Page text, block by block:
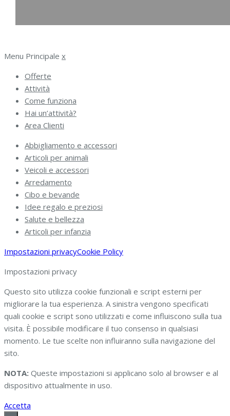
Menu Principale x
Offerte
Attività
Come funziona
Hai un’attività?
Area Clienti
Abbigliamento e accessori
Articoli per animali
Veicoli e accessori
Arredamento
Cibo e bevande
Idee regalo e preziosi
Salute e bellezza
Articoli per infanzia
Impostazioni privacyCookie Policy
Impostazioni privacy
Questo sito utilizza cookie funzionali e script esterni per
migliorare la tua esperienza. A sinistra vengono specificati
quali cookie e script sono utilizzati e come influiscono sulla tua
visita. È possibile modificare il tuo consenso in qualsiasi
momento. Le tue scelte non influiranno sulla navigazione del
sito.
NOTA: Queste impostazioni si applicano solo al browser e al
dispositivo attualmente in uso.
Accetta